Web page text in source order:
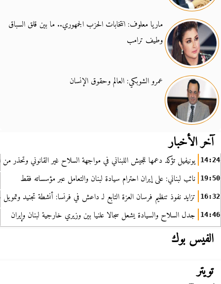
ماريا معلوف: انتخابات الحزب الجمهوري.. ما بين قلق السباق
وطيف ترامب
عمرو الشوبكي: العالم وحقوق الإنسان
آخر الأخبار
14:24 يونيفيل تؤكد دعمها للجيش اللبناني في مواجهة السلاح غير القانوني وتحذر من
19:50 نائب لبناني: على إيران احترام سيادة لبنان والتعامل عبر مؤسساته فقط
16:32 تزايد نفوذ تنظيم فرسان العزة التابع لـ داعش في فرنسا: أنشطة تجنيد
14:46 جدل السلاح والسيادة يشعل سجالا علنيا بين وزيري خارجية لبنان وإيران
الفيس بوك
تويتر